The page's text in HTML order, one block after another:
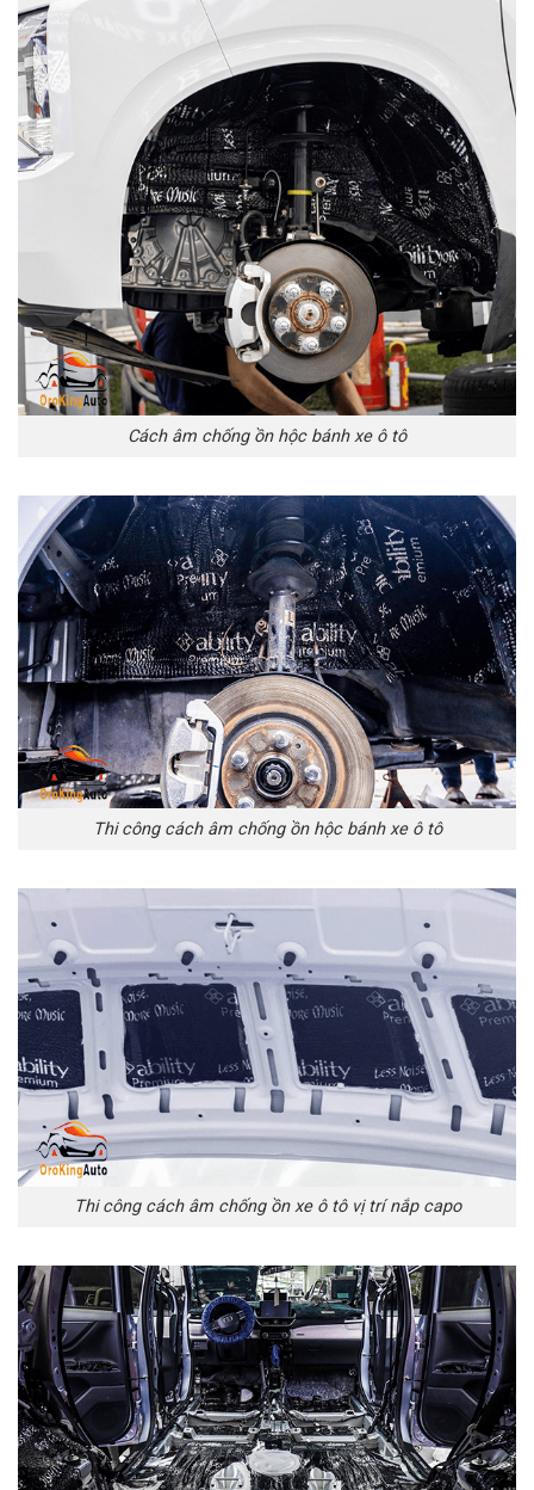
Cách âm chống ồn hộc bánh xe ô tô
Thi công cách âm chống ồn hộc bánh xe ô tô
Thi công cách âm chống ồn xe ô tô vị trí nắp capo